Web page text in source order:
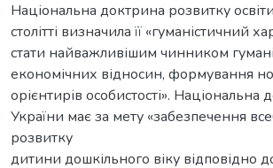
Національна доктрина розвитку
столітті визначила її «гуманістичний
стати найважливішим чинником
економічних відносин, формування
орієнтирів особистості». Національна
України має за мету «забезпечення
розвитку
дитини дошкільного віку відповідно до